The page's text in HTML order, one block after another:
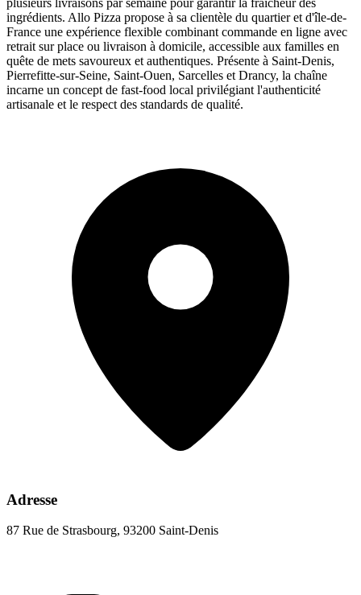
ingrédients. Allo Pizza propose à sa clientèle du quartier et d'île-de-
France une expérience flexible combinant commande en ligne avec
retrait sur place ou livraison à domicile, accessible aux familles en
quête de mets savoureux et authentiques. Présente à Saint-Denis,
Pierrefitte-sur-Seine, Saint-Ouen, Sarcelles et Drancy, la chaîne
incarne un concept de fast-food local privilégiant l'authenticité
artisanale et le respect des standards de qualité.
Adresse
87 Rue de Strasbourg, 93200 Saint-Denis